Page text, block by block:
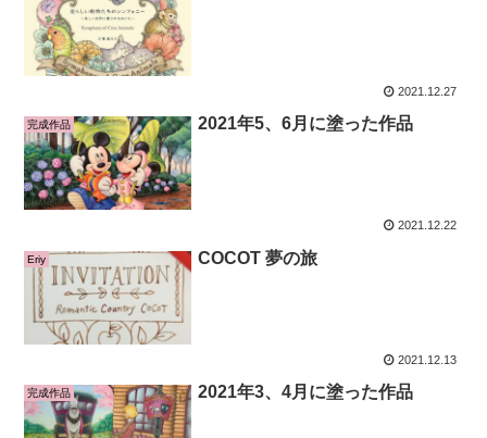
2021.12.27
完成作品 2021年5、6月に塗った作品
2021.12.22
Eriy COCOT 夢の旅
2021.12.13
完成作品 2021年3、4月に塗った作品